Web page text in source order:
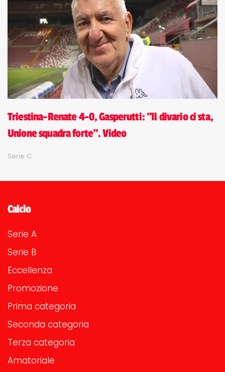
Triestina-Renate 4-0, Gasperutti: "Il divario ci sta,
Unione squadra forte". Video
Serie C
Calcio
Serie A
Serie B
Eccellenza
Promozione
Prima categoria
Seconda categoria
Terza categoria
Amatoriale